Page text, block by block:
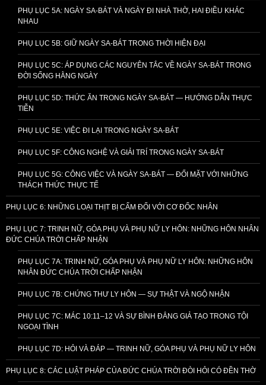
PHỤ LỤC 5A: NGÀY SA-BÁT VÀ NGÀY ĐI NHÀ THỜ, HAI ĐIỀU KHÁC
NHAU
PHỤ LỤC 5B: GIỮ NGÀY SA-BÁT TRONG THỜI HIỆN ĐẠI
PHỤ LỤC 5C: ÁP DỤNG CÁC NGUYÊN TẮC VỀ NGÀY SA-BÁT TRONG
ĐỜI SỐNG HẰNG NGÀY
PHỤ LỤC 5D: THỨC ĂN TRONG NGÀY SA-BÁT — HƯỚNG DẪN THỰC
TIỄN
PHỤ LỤC 5E: VIỆC ĐI LẠI TRONG NGÀY SA-BÁT
PHỤ LỤC 5F: CÔNG NGHỆ VÀ GIẢI TRÍ TRONG NGÀY SA-BÁT
PHỤ LỤC 5G: CÔNG VIỆC VÀ NGÀY SA-BÁT — ĐỐI MẶT VỚI NHỮNG
THÁCH THỨC THỰC TẾ
PHỤ LỤC 6: NHỮNG LOẠI THỊT BỊ CẤM ĐỐI VỚI CƠ ĐỐC NHÂN
PHỤ LỤC 7: TRINH NỮ, GÓA PHỤ VÀ PHỤ NỮ LY HÔN: NHỮNG HÔN NHÂN
ĐỨC CHÚA TRỜI CHẤP NHẬN
PHỤ LỤC 7A: TRINH NỮ, GÓA PHỤ VÀ PHỤ NỮ LY HÔN: NHỮNG HÔN
NHÂN ĐỨC CHÚA TRỜI CHẤP NHẬN
PHỤ LỤC 7B: CHỨNG THƯ LY HÔN — SỰ THẬT VÀ NGỘ NHẬN
PHỤ LỤC 7C: MÁC 10:11–12 VÀ SỰ BÌNH ĐẲNG GIẢ TẠO TRONG TỘI
NGOẠI TÌNH
PHỤ LỤC 7D: HỎI VÀ ĐÁP — TRINH NỮ, GÓA PHỤ VÀ PHỤ NỮ LY HÔN
PHỤ LỤC 8: CÁC LUẬT PHÁP CỦA ĐỨC CHÚA TRỜI ĐÒI HỎI CÓ ĐỀN THỜ